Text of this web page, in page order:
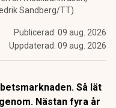
Sandberg/TT)
Publicerad: 09 aug. 2026
Uppdaterad: 09 aug. 2026
Så lät
Nästan fyra år